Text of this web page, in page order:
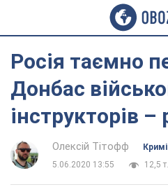
Росія таємно
Донбас
інструкторів –
Олексій Тітофф
5.06.2020 13:55
12,5 т.